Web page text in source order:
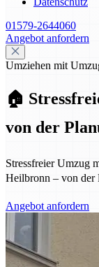
01579-2644060
Angebot anfordern
Umziehen mit
🏠
von der
Stressfreier Umzug
Heilbronn – von der
Angebot anfordern